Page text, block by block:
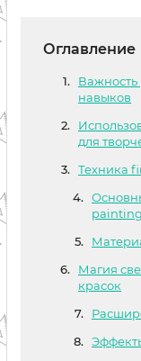
Оглавление
Важность
навыков
для
Техника
painting
Магия
красок